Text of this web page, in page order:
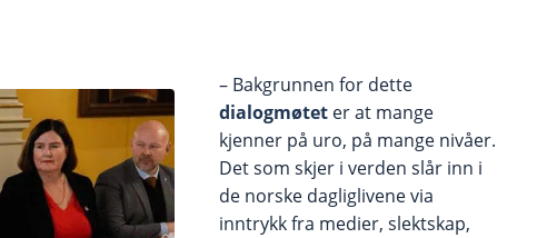
– Bakgrunnen for dette
dialogmøtet er at mange
kjenner på uro, på mange nivåer.
Det som skjer i verden slår inn i
de norske dagliglivene via
inntrykk fra medier, slektskap,